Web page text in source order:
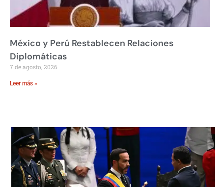
México y Perú Restablecen Relaciones
Diplomáticas
7 de agosto, 2026
Leer más »